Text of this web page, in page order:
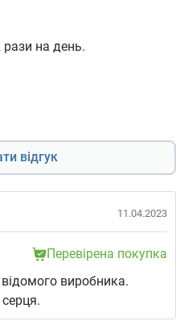
рази на день.
відгук
11.04.2023
Перевірена покупка
виробника.